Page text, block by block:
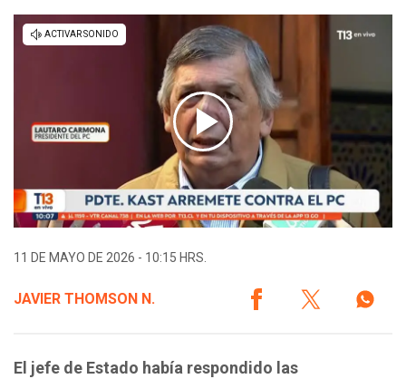
11 DE MAYO DE 2026 - 10:15 HRS.
JAVIER THOMSON N.
El jefe de Estado había respondido las